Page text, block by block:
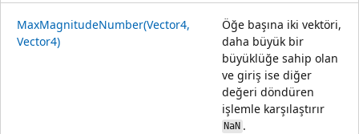
MaxMagnitudeNumber(Vector4,
Vector4)
Öğe başına iki vektöri,
daha büyük bir
büyüklüğe sahip olan
ve giriş ise diğer
değeri döndüren
işlemle karşılaştırır
NaN .